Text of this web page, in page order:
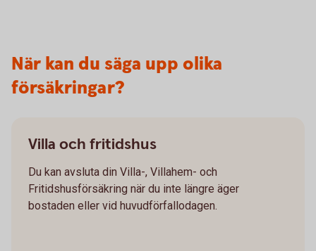
När kan du säga upp olika
försäkringar?
Villa och fritidshus
Du kan avsluta din Villa-, Villahem- och
Fritidshusförsäkring när du inte längre äger
bostaden eller vid huvudförfallodagen.